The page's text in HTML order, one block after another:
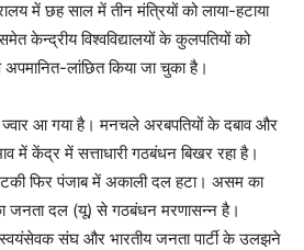
में छह साल में तीन मंत्रियों को लाया-हटाया
केन्द्रीय विश्वविद्यालयों के कुलपतियों को
अपमानित-लांछित किया जा चुका है।
आ गया है। मनचले अरबपतियों के दबाव और
में केंद्र में सत्ताधारी गठबंधन बिखर रहा है।
फिर पंजाब में अकाली दल हटा। असम का
जनता दल (यू) से गठबंधन मरणासन्न है।
स्वयंसेवक संघ और भारतीय जनता पार्टी के उलझने